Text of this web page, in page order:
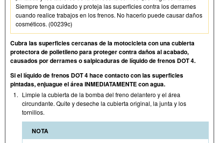
Siempre tenga cuidado y proteja las superficies contra los derrames
cuando realice trabajos en los frenos. No hacerlo puede causar daños
cosméticos. (00239c)
Cubra las superficies cercanas de la motocicleta con una cubierta
protectora de polietileno para proteger contra daños al acabado,
causados por derrames o salpicaduras de líquido de frenos DOT 4.
Si el líquido de frenos DOT 4 hace contacto con las superficies
pintadas, enjuague el área INMEDIATAMENTE con agua.
1. Limpie la cubierta de la bomba del freno delantero y el área
circundante. Quite y deseche la cubierta original, la junta y los
tornillos.
NOTA